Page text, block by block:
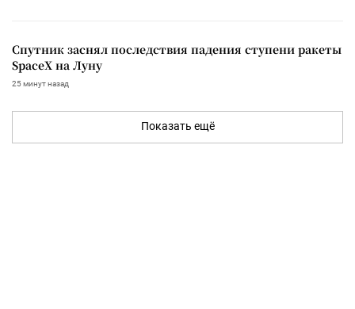
Спутник заснял последствия падения ступени ракеты
SpaceX на Луну
25 минут назад
Показать ещё